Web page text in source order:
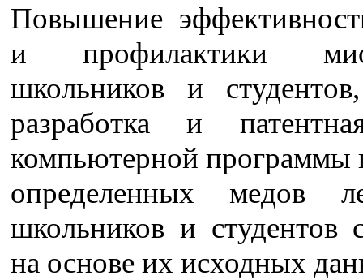
Повышение
и профилактики
школьников и
разработка и
компьютерной программы
определенных медов
школьников и студентов
на основе их исходных